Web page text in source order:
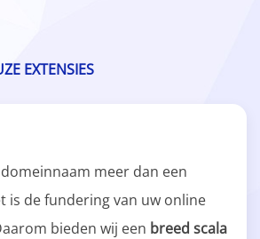
EXTENSIES
meer dan een
is de fundering van uw online
bieden wij een breed scala